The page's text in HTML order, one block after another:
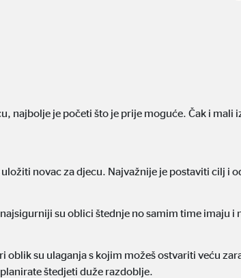
najbolje je početi što je prije moguće. Čak i
novac za djecu. Najvažnije je postaviti cilj i
su oblici štednje no samim time imaju i
su ulaganja s kojim možeš ostvariti veću
štedjeti duže razdoblje.
64237600-1